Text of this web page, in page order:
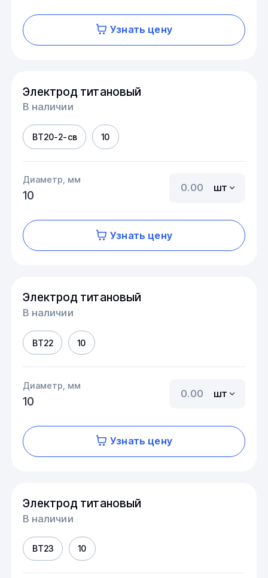
Узнать цену
Электрод титановый
В наличии
ВТ20-2-св 10
Диаметр, мм
10
шт
Узнать цену
Электрод титановый
В наличии
ВТ22 10
Диаметр, мм
10
шт
Узнать цену
Электрод титановый
В наличии
ВТ23 10